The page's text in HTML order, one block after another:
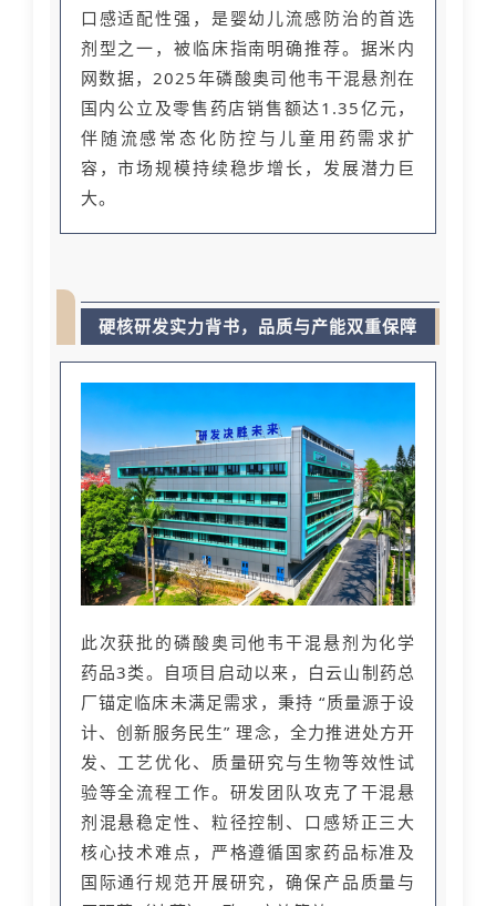
口感适配性强，是婴幼儿流感防治的首选
剂型之一，被临床指南明确推荐。据米内
网数据，2025年磷酸奥司他韦干混悬剂在
国内公立及零售药店销售额达1.35亿元，
伴随流感常态化防控与儿童用药需求扩
容，市场规模持续稳步增长，发展潜力巨
大。
硬核研发实力背书，品质与产能双重保障
此次获批的磷酸奥司他韦干混悬剂为化学
药品3类。自项目启动以来，白云山制药总
厂锚定临床未满足需求，秉持 “质量源于设
计、创新服务民生” 理念，全力推进处方开
发、工艺优化、质量研究与生物等效性试
验等全流程工作。研发团队攻克了干混悬
剂混悬稳定性、粒径控制、口感矫正三大
核心技术难点，严格遵循国家药品标准及
国际通行规范开展研究，确保产品质量与